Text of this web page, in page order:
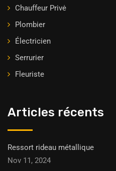
Chauffeur Privė
Plombier
Électricien
Serrurier
Fleuriste
Articles récents
Ressort rideau métallique
Nov 11, 2024